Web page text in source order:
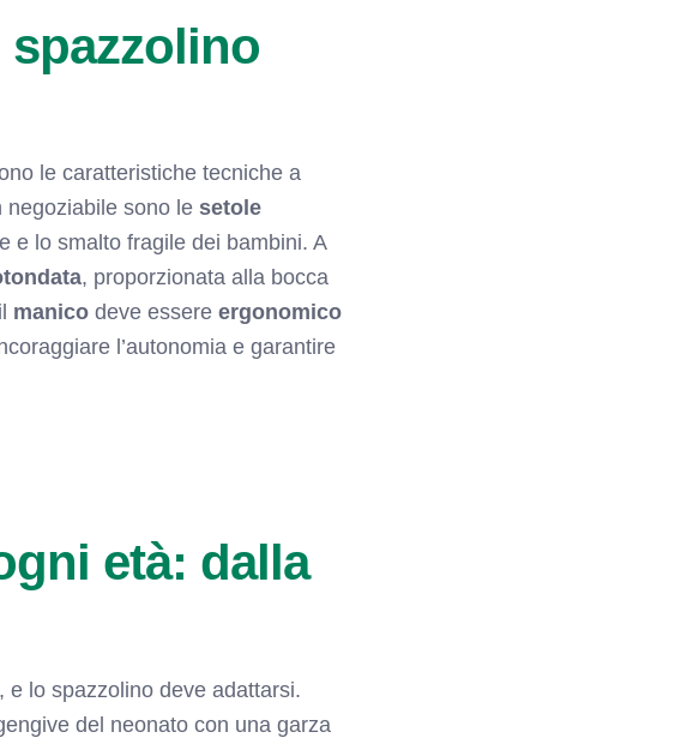
le caratteristiche tecniche a
negoziabile sono lesetole
e lo smalto fragile dei bambini. A
, proporzionata alla bocca
manico deve essereergonomico
l’autonomia e garantire
età: dalla
lo spazzolino deve adattarsi.
del neonato con una garza